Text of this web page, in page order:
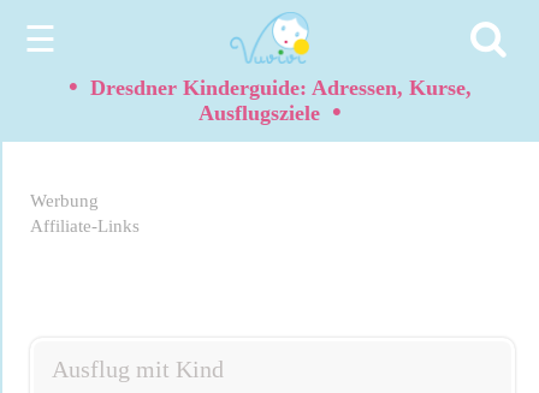
☰
• Dresdner Kinderguide: Adressen, Kurse,
Ausflugsziele •
Werbung
Affiliate-Links
Ausflug mit Kind